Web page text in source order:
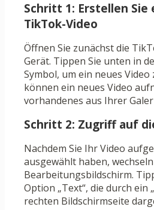
Schritt 1: Erstellen Sie
TikTok-Video
Öffnen Sie zunächst die
Gerät. Tippen Sie unten in
Symbol, um ein neues Video
können ein neues Video
vorhandenes aus Ihrer
Schritt 2: Zugriff auf
Nachdem Sie Ihr Video
ausgewählt haben,
Bearbeitungsbildschirm.
Option „Text“, die durch ein
rechten Bildschirmseite